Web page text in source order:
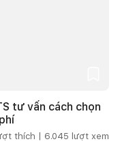
tư vấn cách chọn
thích | 6.045 lượt xem